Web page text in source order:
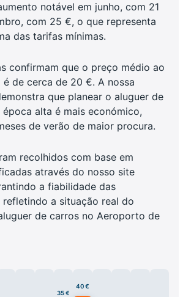
notável em junho, com 21
com 25 €, o que representa
das tarifas mínimas.
confirmam que o preço médio ao
de cerca de 20 €. A nossa
que planear o aluguer de
alta é mais económico,
de verão de maior procura.
recolhidos com base em
através do nosso site
a fiabilidade das
a situação real do
de carros no Aeroporto de
35 €
40 €